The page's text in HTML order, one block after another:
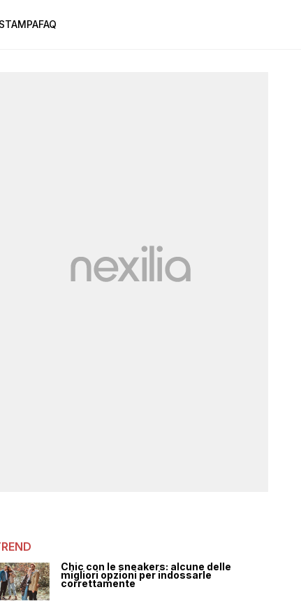
FAQ
Chic con le sneakers: alcune delle
migliori opzioni per indossarle
correttamente